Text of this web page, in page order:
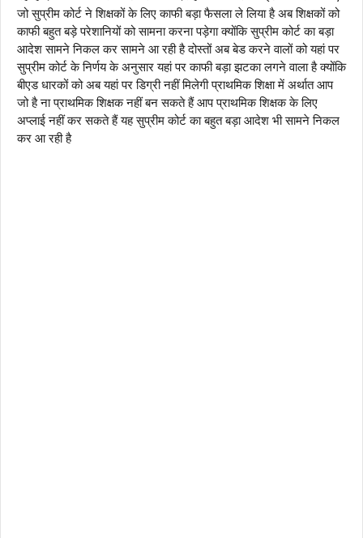
जो सुप्रीम कोर्ट ने शिक्षकों के लिए काफी बड़ा फैसला ले लिया है अब शिक्षकों को
काफी बहुत बड़े परेशानियों को सामना करना पड़ेगा क्योंकि सुप्रीम कोर्ट का बड़ा
आदेश सामने निकल कर सामने आ रही है दोस्तों अब बेड करने वालों को यहां पर
सुप्रीम कोर्ट के निर्णय के अनुसार यहां पर काफी बड़ा झटका लगने वाला है क्योंकि
बीएड धारकों को अब यहां पर डिग्री नहीं मिलेगी प्राथमिक शिक्षा में अर्थात आप
जो है ना प्राथमिक शिक्षक नहीं बन सकते हैं आप प्राथमिक शिक्षक के लिए
अप्लाई नहीं कर सकते हैं यह सुप्रीम कोर्ट का बहुत बड़ा आदेश भी सामने निकल
कर आ रही है